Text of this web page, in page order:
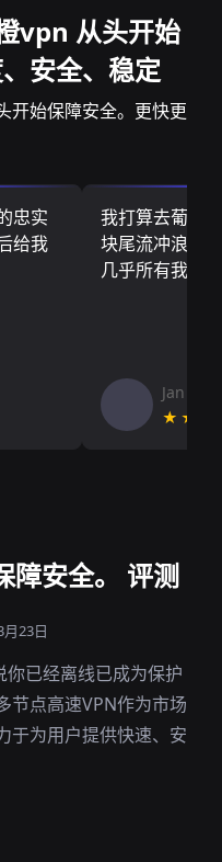
vpn 从头开始
安全、稳定
开始保障安全。更快更
忠实
给我
我打算去葡萄
块尾流冲浪板
几乎所有我需
Jan V
障安全。 评测
23日
已经离线已成为保护
节点高速VPN作为市场
于为用户提供快速、安